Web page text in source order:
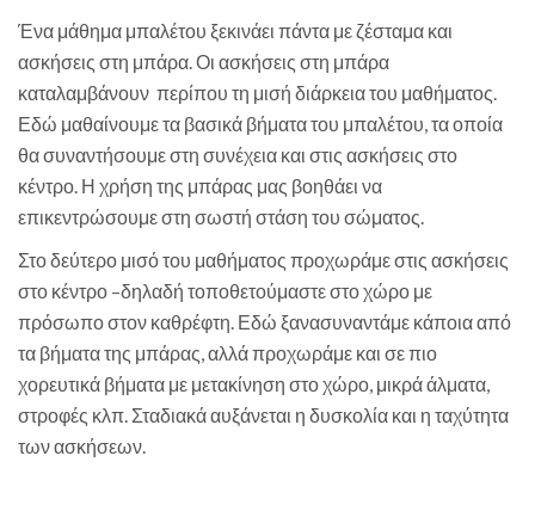
Ένα μάθημα μπαλέτου ξεκινάει πάντα με ζέσταμα και
ασκήσεις στη μπάρα. Οι ασκήσεις στη μπάρα
καταλαμβάνουν περίπου τη μισή διάρκεια του μαθήματος.
Εδώ μαθαίνουμε τα βασικά βήματα του μπαλέτου, τα οποία
θα συναντήσουμε στη συνέχεια και στις ασκήσεις στο
κέντρο. Η χρήση της μπάρας μας βοηθάει να
επικεντρώσουμε στη σωστή στάση του σώματος.
Στο δεύτερο μισό του μαθήματος προχωράμε στις ασκήσεις
στο κέντρο –δηλαδή τοποθετούμαστε στο χώρο με
πρόσωπο στον καθρέφτη. Εδώ ξανασυναντάμε κάποια από
τα βήματα της μπάρας, αλλά προχωράμε και σε πιο
χορευτικά βήματα με μετακίνηση στο χώρο, μικρά άλματα,
στροφές κλπ. Σταδιακά αυξάνεται η δυσκολία και η ταχύτητα
των ασκήσεων.